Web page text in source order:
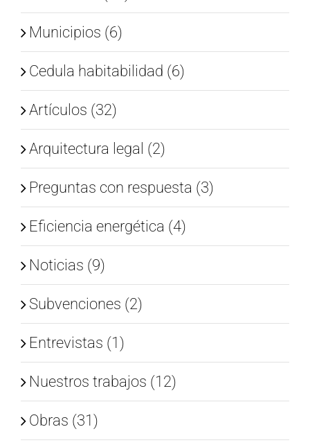
Municipios (6)
Cedula habitabilidad (6)
Artículos (32)
Arquitectura legal (2)
Preguntas con respuesta (3)
Eficiencia energética (4)
Noticias (9)
Subvenciones (2)
Entrevistas (1)
Nuestros trabajos (12)
Obras (31)